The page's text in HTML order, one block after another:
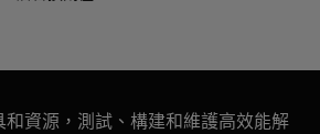
資源，測試、構建和維護高效能解